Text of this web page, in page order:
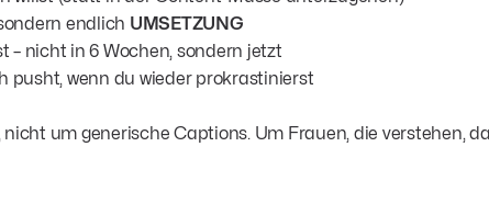
endlich UMSETZUNG
– nicht in 6 Wochen, sondern jetzt
pusht, wenn du wieder prokrastinierst
um generische Captions. Um Frauen, die verstehen,